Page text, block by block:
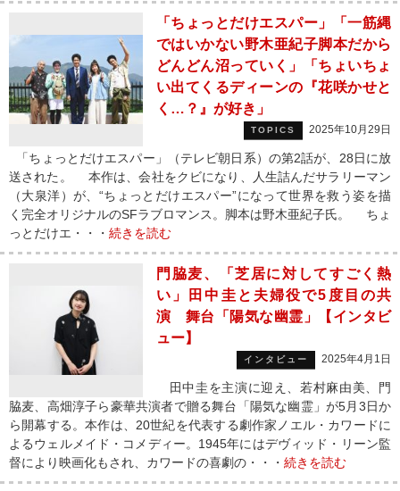
「ちょっとだけエスパー」「一筋縄
ではいかない野木亜紀子脚本だから
どんどん沼っていく」「ちょいちょ
い出てくるディーンの『花咲かせと
く…？』が好き」
TOPICS 2025年10月29日
「ちょっとだけエスパー」（テレビ朝日系）の第2話が、28日に放
送された。 本作は、会社をクビになり、人生詰んだサラリーマン
（大泉洋）が、“ちょっとだけエスパー”になって世界を救う姿を描
く完全オリジナルのSFラブロマンス。脚本は野木亜紀子氏。 ちょ
っとだけエ・・・ 続きを読む
門脇麦、「芝居に対してすごく熱
い」田中圭と夫婦役で5度目の共
演 舞台「陽気な幽霊」【インタビ
ュー】
インタビュー 2025年4月1日
田中圭を主演に迎え、若村麻由美、門
脇麦、高畑淳子ら豪華共演者で贈る舞台「陽気な幽霊」が5月3日か
ら開幕する。本作は、20世紀を代表する劇作家ノエル・カワードに
よるウェルメイド・コメディー。1945年にはデヴィッド・リーン監
督により映画化もされ、カワードの喜劇の・・・ 続きを読む